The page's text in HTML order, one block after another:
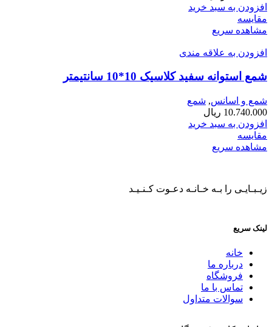
افزودن به سبد خرید
مقایسه
مشاهده سریع
افزودن به علاقه مندی
شمع استوانه سفید کلاسیک 10*10 سانتیمتر
شمع و اسانس, شمع
10.740.000 ریال
افزودن به سبد خرید
مقایسه
مشاهده سریع
زیـبـایـی را بـه خـانـه دعـوت کـنـیـد
لینک سریع
خانه
درباره ما
فروشگاه
تماس با ما
سوالات متداول